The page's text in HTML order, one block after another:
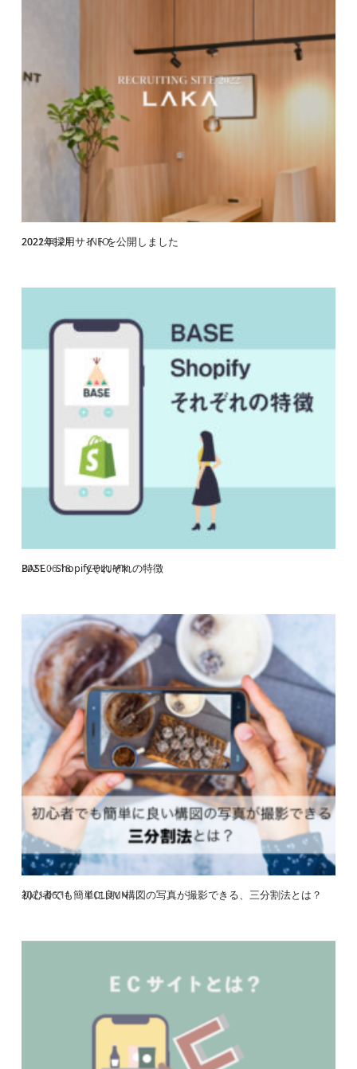
2022年採用サイトを公開しました
2021.06.21 INFO
BASE・Shopifyそれぞれの特徴
2021.06.18 COLUMN
初心者でも簡単に良い構図の写真が撮影できる、三分割法とは？
2021.06.11 COLUMN